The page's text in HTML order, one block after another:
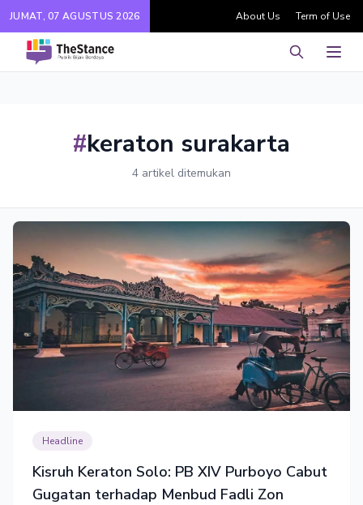
JUMAT, 07 AGUSTUS 2026 About Us Term of Use
Pencarian
#keraton surakarta
4 artikel ditemukan
Headline
Kisruh Keraton Solo: PB XIV Purboyo Cabut
Gugatan terhadap Menbud Fadli Zon